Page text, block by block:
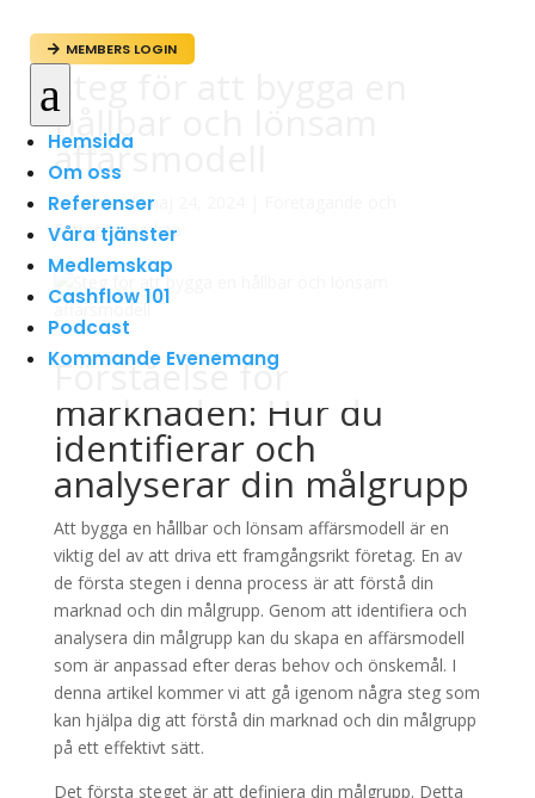
 MEMBERS LOGIN
a
Hemsida
Om oss
Referenser
Våra tjänster
Medlemskap
Cashflow 101
Podcast
Kommande Evenemang
Steg för att bygga en
hållbar och lönsam
affärsmodell
avadmin|maj 24, 2024
Entreprenörskap
Förståelse för
marknaden: Hur du
identifierar och
analyserar din målgrupp
Att bygga en hållbar och lönsam affärsmodell är en
viktig del av att driva ett framgångsrikt företag. En av
de första stegen i denna process är att förstå din
marknad och din målgrupp. Genom att identifiera och
analysera din målgrupp kan du skapa en affärsmodell
som är anpassad efter deras behov och önskemål. I
denna artikel kommer vi att gå igenom några steg som
kan hjälpa dig att förstå din marknad och din målgrupp
på ett effektivt sätt.
Det första steget är att definiera din målgrupp. Detta